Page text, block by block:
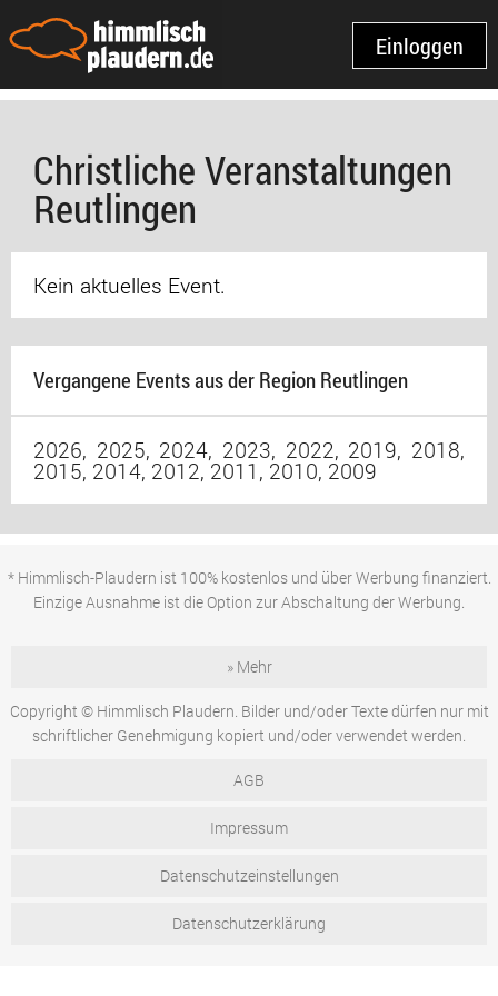
Einloggen
Christliche Veranstaltungen
Reutlingen
Kein aktuelles Event.
Vergangene Events aus der Region Reutlingen
2026, 2025, 2024, 2023, 2022, 2019, 2018,
2015, 2014, 2012, 2011 , 2010, 2009
* Himmlisch-Plaudern ist 100% kostenlos und über Werbung finanziert.
Einzige Ausnahme ist die Option zur Abschaltung der Werbung.
» Mehr
Copyright © Himmlisch Plaudern. Bilder und/oder Texte dürfen nur mit
schriftlicher Genehmigung kopiert und/oder verwendet werden.
AGB
Impressum
Datenschutzeinstellungen
Datenschutzerklärung